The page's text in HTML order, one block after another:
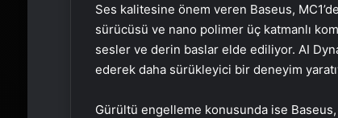
Ses kalitesine önem veren Baseus,
sürücüsü ve nano polimer üç katmanlı
sesler ve derin baslar elde ediliyor. AI
ederek daha sürükleyici bir deneyim
Gürültü engelleme konusunda ise